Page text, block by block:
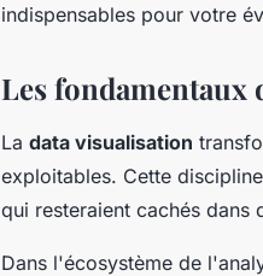
indispensables pour votre
Les
La data visualisation
exploitables. Cette
qui resteraient cachés dans
Dans l'écosystème de